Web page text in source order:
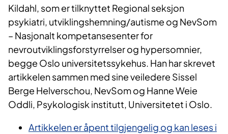
Kildahl, som er tilknyttet Regional seksjon
psykiatri, utviklingshemning/autisme og NevSom
– Nasjonalt kompetansesenter for
nevroutviklingsforstyrrelser og hypersomnier,
begge Oslo universitetssykehus. Han har skrevet
artikkelen sammen med sine veiledere Sissel
Berge Helverschou, NevSom og Hanne Weie
Oddli, Psykologisk institutt, Universitetet i Oslo.
​Artikkelen er åpent tilgjengelig og kan leses i